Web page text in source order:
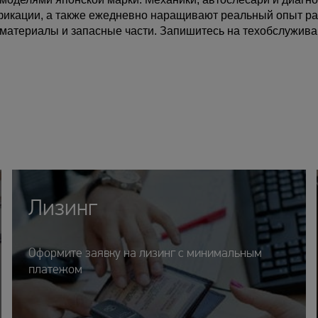
а также ежедневно наращивают реальный опыт
и запасные части. Запишитесь на
Лизинг
Оформите заявку на лизинг с минимальным
платежом